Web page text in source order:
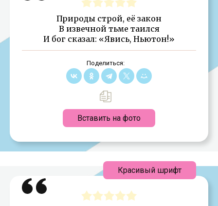
Природы строй, её закон
В извечной тьме таился
И бог сказал: «Явись, Ньютон!»
Поделиться:
Вставить на фото
Красивый шрифт